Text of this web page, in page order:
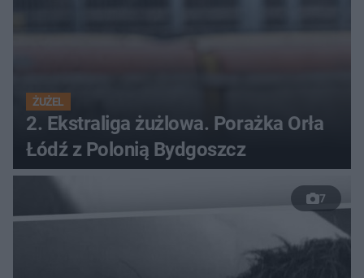
ŻUŻEL
2. Ekstraliga żużlowa. Porażka Orła
Łódź z Polonią Bydgoszcz
7